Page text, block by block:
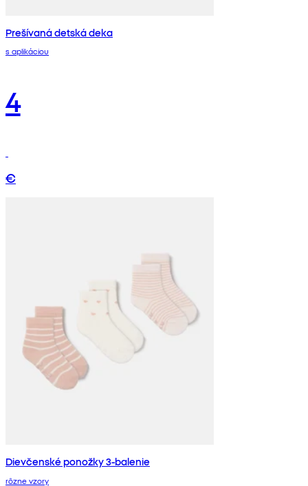
Prešívaná detská deka
s aplikáciou
4
€
Dievčenské ponožky 3-balenie
rôzne vzory